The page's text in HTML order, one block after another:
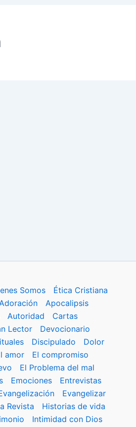
Somos
Ética Cristiana
Apocalipsis
Autoridad
Cartas
Lector
Devocionario
Discipulado
Dolor
amor
El compromiso
El Problema del mal
Emociones
Entrevistas
Evangelizar
Revista
Historias de vida
Intimidad con Dios